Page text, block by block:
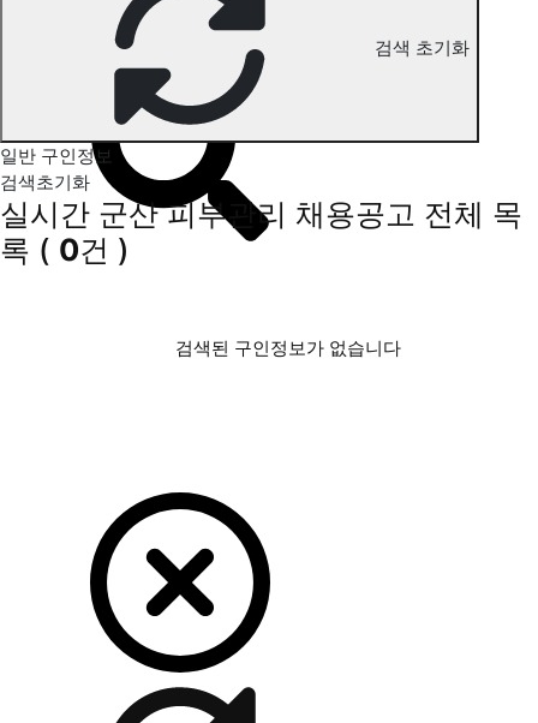
군산 피부관리 구인정보 검색 초기화
일반 구인정보
검색초기화
실시간 군산 피부관리 채용공고 전체 목
록 ( 0건 )
검색된 구인정보가 없습니다